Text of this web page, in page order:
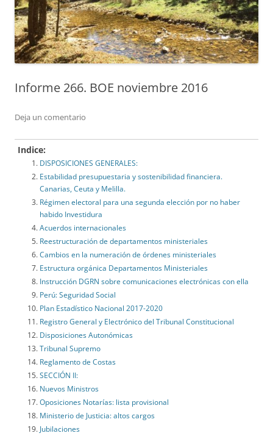
Informe 266. BOE noviembre 2016
Deja un comentario
Indice:
DISPOSICIONES GENERALES:
Estabilidad presupuestaria y sostenibilidad financiera.
Canarias, Ceuta y Melilla.
Régimen electoral para una segunda elección por no haber
habido Investidura
Acuerdos internacionales
Reestructuración de departamentos ministeriales
Cambios en la numeración de órdenes ministeriales
Estructura orgánica Departamentos Ministeriales
Instrucción DGRN sobre comunicaciones electrónicas con ella
Perú: Seguridad Social
Plan Estadístico Nacional 2017-2020
Registro General y Electrónico del Tribunal Constitucional
Disposiciones Autonómicas
Tribunal Supremo
Reglamento de Costas
SECCIÓN II:
Nuevos Ministros
Oposiciones Notarías: lista provisional
Ministerio de Justicia: altos cargos
Jubilaciones